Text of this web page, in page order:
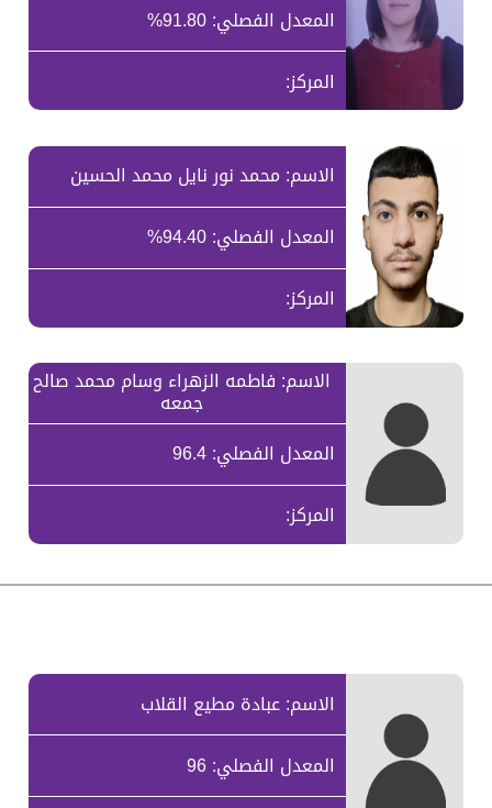
المعدل الفصلي: 91.80%
المركز:
الاسم: محمد نور نايل محمد الحسين
المعدل الفصلي: 94.40%
المركز:
الاسم: فاطمه الزهراء وسام محمد صالح
جمعه
المعدل الفصلي: 96.4
المركز:
الاسم: عبادة مطيع القلاب
المعدل الفصلي: 96